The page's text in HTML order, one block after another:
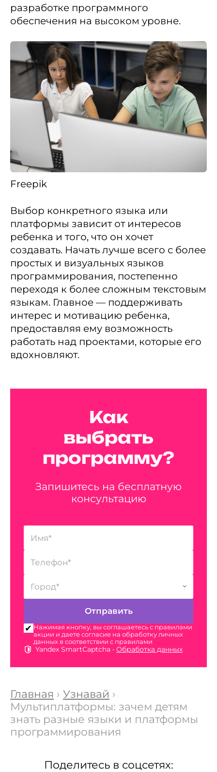
разработке программного
обеспечения на высоком уровне.
Freepik
Выбор конкретного языка или
платформы зависит от интересов
ребенка и того, что он хочет
создавать. Начать лучше всего с более
простых и визуальных языков
программирования, постепенно
переходя к более сложным текстовым
языкам. Главное — поддерживать
интерес и мотивацию ребенка,
предоставляя ему возможность
работать над проектами, которые его
вдохновляют.
Как
выбрать
программу?
Запишитесь на бесплатную
консультацию
Нажимая кнопку, вы соглашаетесь с правилами
акции и даете согласие на обработку личных
данных в соответствии с правилами
Yandex SmartCaptcha • Обработка данных
Главная › Узнавай ›
Мультиплатформы: зачем детям
знать разные языки и платформы
программирования
Поделитесь в соцсетях: